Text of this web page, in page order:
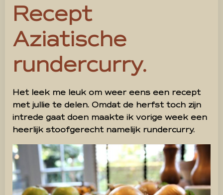
Recept
Aziatische
rundercurry.
Het leek me leuk om weer eens een recept
met jullie te delen. Omdat de herfst toch zijn
intrede gaat doen maakte ik vorige week een
heerlijk stoofgerecht namelijk rundercurry.